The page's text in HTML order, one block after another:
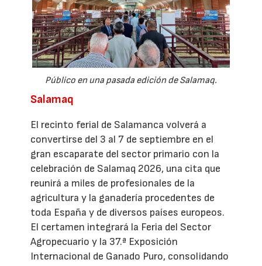
Público en una pasada edición de Salamaq.
Salamaq
El recinto ferial de Salamanca volverá a
convertirse del 3 al 7 de septiembre en el
gran escaparate del sector primario con la
celebración de Salamaq 2026, una cita que
reunirá a miles de profesionales de la
agricultura y la ganadería procedentes de
toda España y de diversos países europeos.
El certamen integrará la Feria del Sector
Agropecuario y la 37.ª Exposición
Internacional de Ganado Puro, consolidando